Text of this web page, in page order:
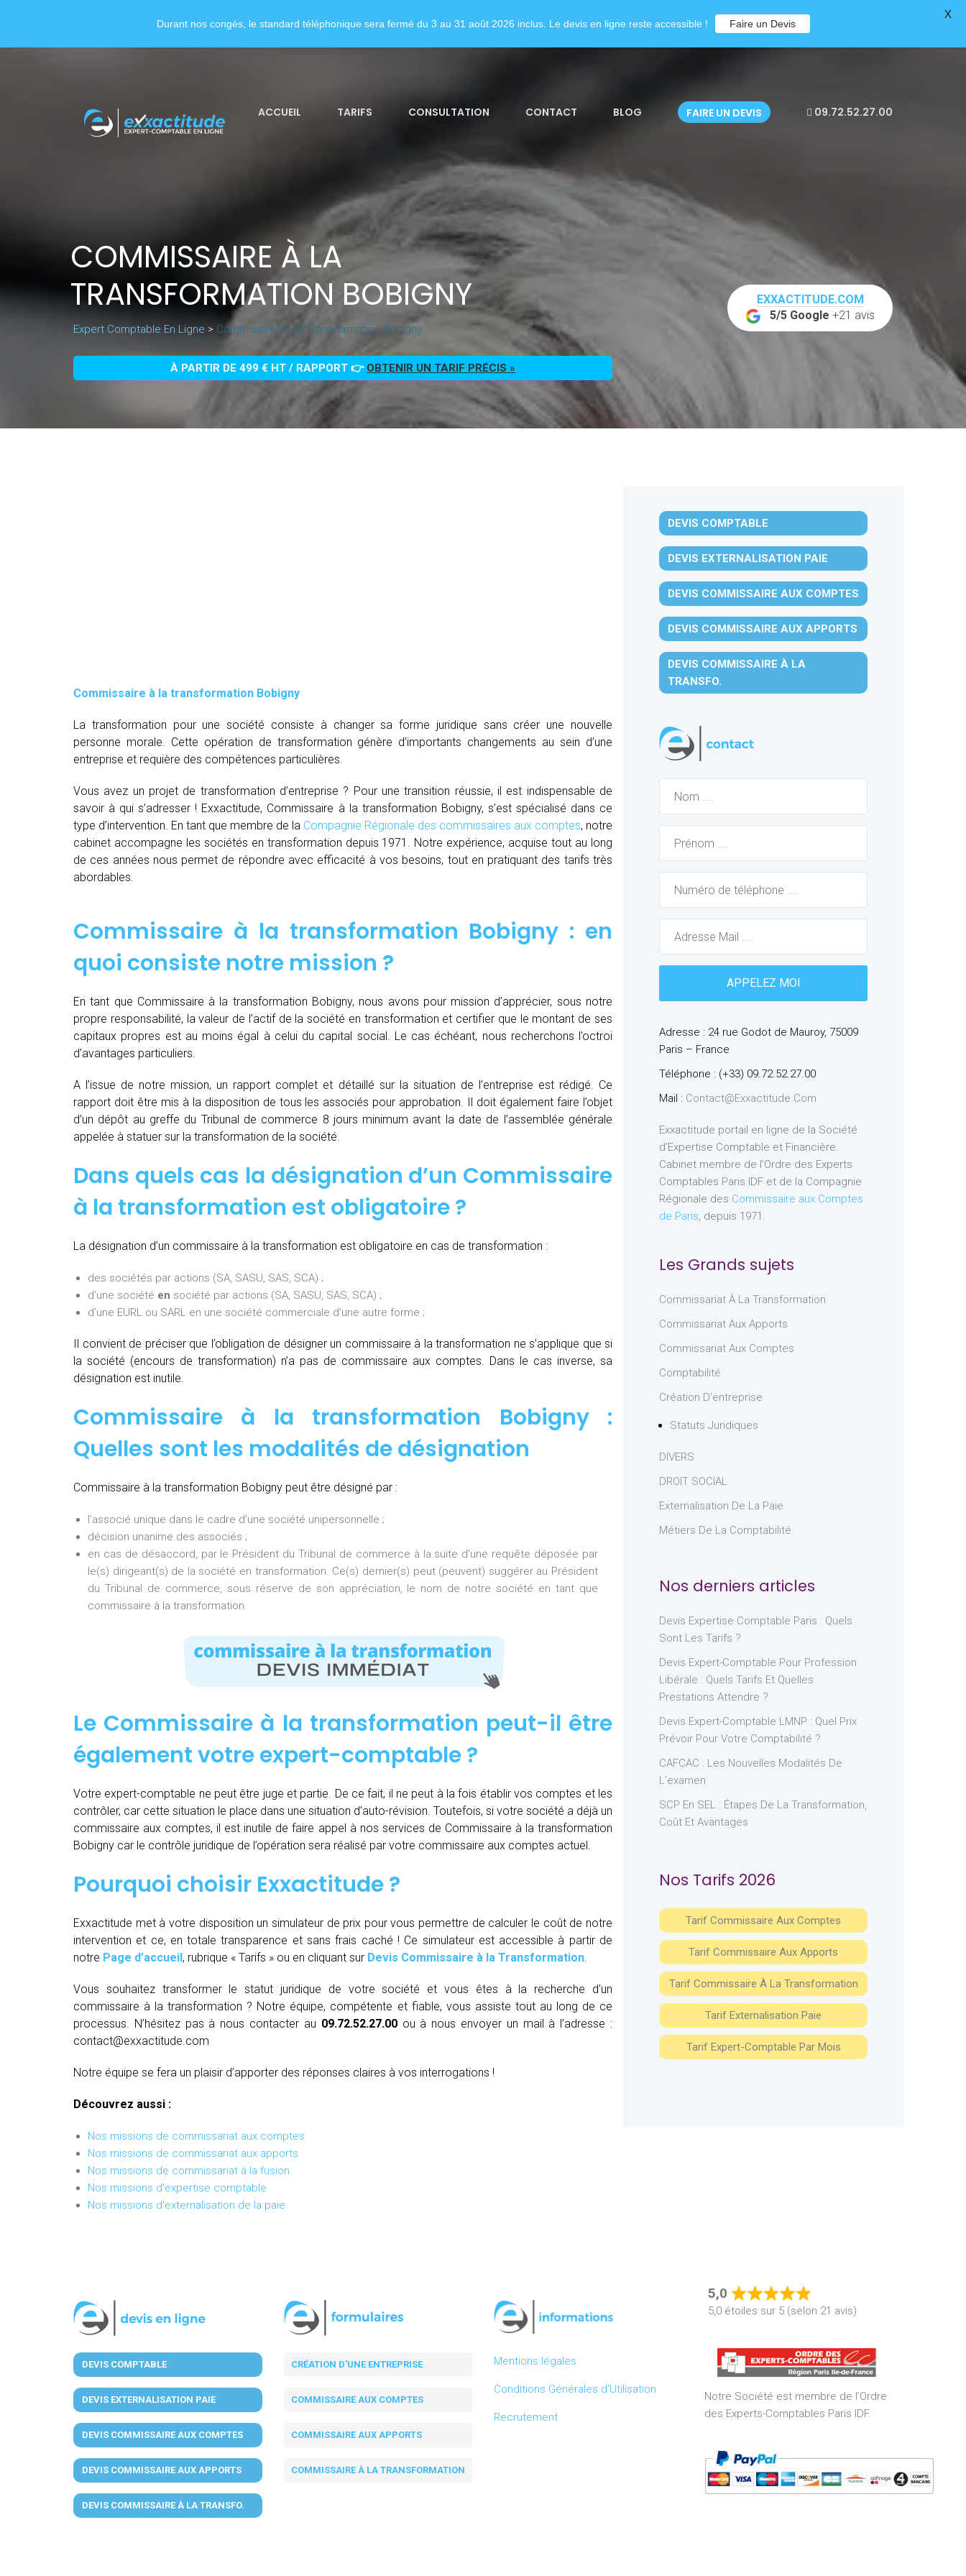
ACCUEIL TARIFS CONSULTATION CONTACT BLOG FAIRE UN DEVIS 09.72.52.27.00
COMMISSAIRE À LA
TRANSFORMATION BOBIGNY
Expert Comptable En Ligne > Commissaire À La Transformation Bobigny
À PARTIR DE 499 € HT / RAPPORT 👉 OBTENIR UN TARIF PRÉCIS »
EXXACTITUDE.COM
5/5 Google +21 avis
Commissaire à la transformation Bobigny
La transformation pour une société consiste à changer sa forme juridique sans créer une nouvelle
personne morale. Cette opération de transformation génère d’importants changements au sein d’une
entreprise et requière des compétences particulières.
Vous avez un projet de transformation d’entreprise ? Pour une transition réussie, il est indispensable de
savoir à qui s’adresser ! Exxactitude, Commissaire à la transformation Bobigny, s’est spécialisé dans ce
type d’intervention. En tant que membre de la Compagnie Régionale des commissaires aux comptes, notre
cabinet accompagne les sociétés en transformation depuis 1971. Notre expérience, acquise tout au long
de ces années nous permet de répondre avec efficacité à vos besoins, tout en pratiquant des tarifs très
abordables.
Commissaire à la transformation Bobigny : en
quoi consiste notre mission ?
En tant que Commissaire à la transformation Bobigny, nous avons pour mission d’apprécier, sous notre
propre responsabilité, la valeur de l’actif de la société en transformation et certifier que le montant de ses
capitaux propres est au moins égal à celui du capital social. Le cas échéant, nous recherchons l’octroi
d’avantages particuliers.
A l’issue de notre mission, un rapport complet et détaillé sur la situation de l’entreprise est rédigé. Ce
rapport doit être mis à la disposition de tous les associés pour approbation. Il doit également faire l’objet
d’un dépôt au greffe du Tribunal de commerce 8 jours minimum avant la date de l’assemblée générale
appelée à statuer sur la transformation de la société.
Dans quels cas la désignation d’un Commissaire
à la transformation est obligatoire ?
La désignation d’un commissaire à la transformation est obligatoire en cas de transformation :
des sociétés par actions (SA, SASU, SAS, SCA) ;
d’une société en société par actions (SA, SASU, SAS, SCA) ;
d’une EURL ou SARL en une société commerciale d’une autre forme ;
Il convient de préciser que l’obligation de désigner un commissaire à la transformation ne s’applique que si
la société (encours de transformation) n’a pas de commissaire aux comptes. Dans le cas inverse, sa
désignation est inutile.
Commissaire à la transformation Bobigny :
Quelles sont les modalités de désignation
Commissaire à la transformation Bobigny peut être désigné par :
l’associé unique dans le cadre d’une société unipersonnelle ;
décision unanime des associés ;
en cas de désaccord, par le Président du Tribunal de commerce à la suite d’une requête déposée par
le(s) dirigeant(s) de la société en transformation. Ce(s) dernier(s) peut (peuvent) suggérer au Président
du Tribunal de commerce, sous réserve de son appréciation, le nom de notre société en tant que
commissaire à la transformation.
Le Commissaire à la transformation peut-il être
également votre expert-comptable ?
Votre expert-comptable ne peut être juge et partie. De ce fait, il ne peut à la fois établir vos comptes et les
contrôler, car cette situation le place dans une situation d’auto-révision. Toutefois, si votre société a déjà un
commissaire aux comptes, il est inutile de faire appel à nos services de Commissaire à la transformation
Bobigny car le contrôle juridique de l’opération sera réalisé par votre commissaire aux comptes actuel.
Pourquoi choisir Exxactitude ?
Exxactitude met à votre disposition un simulateur de prix pour vous permettre de calculer le coût de notre
intervention et ce, en totale transparence et sans frais caché ! Ce simulateur est accessible à partir de
notre Page d’accueil, rubrique « Tarifs » ou en cliquant sur Devis Commissaire à la Transformation.
Vous souhaitez transformer le statut juridique de votre société et vous êtes à la recherche d’un
commissaire à la transformation ? Notre équipe, compétente et fiable, vous assiste tout au long de ce
processus. N’hésitez pas à nous contacter au 09.72.52.27.00ou à nous envoyer un mail à l’adresse :
contact@exxactitude.com
Notre équipe se fera un plaisir d’apporter des réponses claires à vos interrogations !
Découvrez aussi :
Nos missions de commissariat aux comptes
Nos missions de commissariat aux apports
Nos missions de commissariat à la fusion
Nos missions d'expertise comptable
Nos missions d'externalisation de la paie
DEVIS COMPTABLE
DEVIS EXTERNALISATION PAIE
DEVIS COMMISSAIRE AUX COMPTES
DEVIS COMMISSAIRE AUX APPORTS
DEVIS COMMISSAIRE À LA
TRANSFO.
Adresse : 24 rue Godot de Mauroy, 75009
Paris – France
Téléphone : (+33) 09.72.52.27.00
Mail : Contact@exxactitude.com
Exxactitude portail en ligne de la Société
d’Expertise Comptable et Financière.
Cabinet membre de l’Ordre des Experts
Comptables Paris IDF et de la Compagnie
Régionale des Commissaire aux Comptes
de Paris, depuis 1971.
Les Grands sujets
Commissariat À La Transformation
Commissariat Aux Apports
Commissariat Aux Comptes
Comptabilité
Création D'entreprise
Statuts Juridiques
DIVERS
DROIT SOCIAL
Externalisation De La Paie
Métiers De La Comptabilité
Nos derniers articles
Devis Expertise Comptable Paris : Quels
Sont Les Tarifs ?
Devis Expert-Comptable Pour Profession
Libérale : Quels Tarifs Et Quelles
Prestations Attendre ?
Devis Expert-Comptable LMNP : Quel Prix
Prévoir Pour Votre Comptabilité ?
CAFCAC : Les Nouvelles Modalités De
L’examen
SCP En SEL : Étapes De La Transformation,
Coût Et Avantages
Nos Tarifs 2026
Tarif Commissaire Aux Comptes
Tarif Commissaire Aux Apports
Tarif Commissaire À La Transformation
Tarif Externalisation Paie
Tarif Expert-Comptable Par Mois
DEVIS COMPTABLE
DEVIS EXTERNALISATION PAIE
DEVIS COMMISSAIRE AUX COMPTES
DEVIS COMMISSAIRE AUX APPORTS
DEVIS COMMISSAIRE À LA TRANSFO.
CRÉATION D'UNE ENTREPRISE
COMMISSAIRE AUX COMPTES
COMMISSAIRE AUX APPORTS
COMMISSAIRE À LA TRANSFORMATION
Mentions légales
Conditions Générales d’Utilisation
Recrutement
5,0
Rated
5,0
5
5,0 étoiles sur 5 (selon 21 avis)
Notre Société est membre de l’Ordre
des Experts-Comptables Paris IDF.
Durant nos congés, le standard téléphonique sera fermé du 3 au 31 août 2026 inclus. Le devis en ligne reste accessible ! Faire un Devis
X